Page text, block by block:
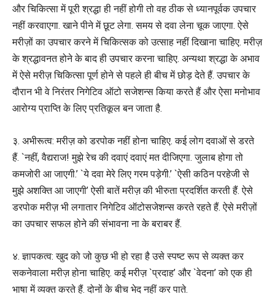
और चिकित्सा में पूरी श्रद्धा ही नहीं होगी तो वह ठीक से ध्यानपूर्वक उपचार
नहीं करवाएगा. खाने पीने में छूट लेगा. समय से दवा लेना चूक जाएगा. ऐसे
मरीज़ों का उपचार करने में चिकित्सक को उत्साह नहीं दिखाना चाहिए. मरीज़
के श्रद्धावनत होने के बाद ही उपचार करना चाहिए. अन्यथा श्रद्धा के अभाव
में ऐसे मरीज़ चिकित्सा पूर्ण होने से पहले ही बीच में छोड़ देते हैं. उपचार के
दौरान भी वे निरंतर निगेटिव ऑटो सजेशन्स किया करते हैं और ऐसा मनोभाव
आरोग्य प्राप्ति के लिए प्रतिकूल बन जाता है.
३. अभीरूत्व: मरीज़ को डरपोक नहीं होना चाहिए. कई लोग दवाओं से डरते
हैं. `नहीं, वैद्यराज! मुझे रेच की दवाएं दवाएं मत दीजिएगा. जुलाब होगा तो
कमजोरी आ जाएगी.’ `ये दवा मेरे लिए गरम पड़ेगी.’ `ऐसी कठिन परहेजी से
मुझे अशक्ति आ जाएगी’ ऐसी बातें मरीज़ की भीरुता प्रदर्शित करती हैं. ऐसे
डरपोक मरीज़ भी लगातार निगेटिव ऑटोसजेशन्स करते रहते हैं. ऐसे मरीज़ों
का उपचार सफल होने की संभावना ना के बराबर हैं.
४. ज्ञापकत्व: खुद को जो कुछ भी हो रहा है उसे स्पष्ट रूप से व्यक्त कर
सकनेवाला मरीज़ होना चाहिए. कई मरीज़ `प्रदाह’ और `वेदना’ को एक ही
भाषा में व्यक्त करते हैं. दोनों के बीच भेद नहीं कर पाते.